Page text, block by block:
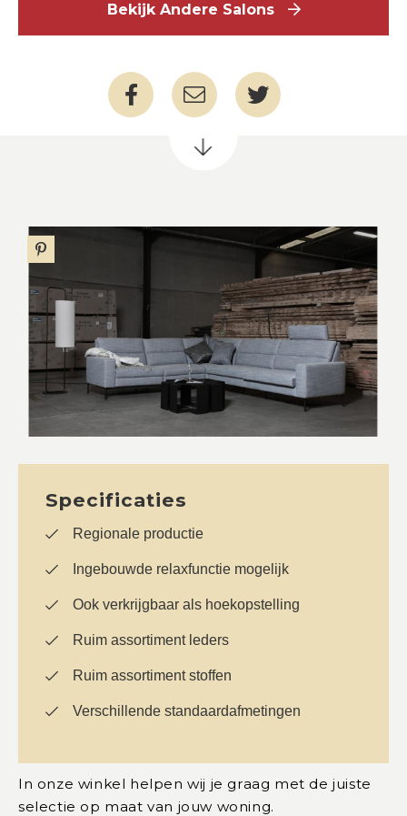
Bekijk Andere Salons
Specificaties
Regionale productie
Ingebouwde relaxfunctie mogelijk
Ook verkrijgbaar als hoekopstelling
Ruim assortiment leders
Ruim assortiment stoffen
Verschillende standaardafmetingen
In onze winkel helpen wij je graag met de juiste
selectie op maat van jouw woning.